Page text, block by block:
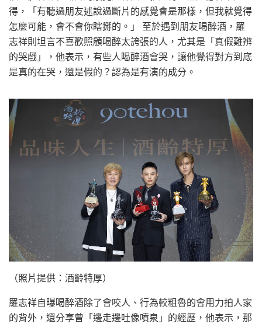
得，「有聽過朋友述說過斷片的感覺會是那樣，但我就覺得
怎麼可能，會不會你瞎掰的。」 至於遇到朋友喝醉酒，羅
志祥則坦言不喜歡照顧喝醉太誇張的人，尤其是「真假難辨
的哭戲」，他表示，有些人喝醉酒會哭，讓他覺得對方到底
是真的在哭，還是假的？認為是有演的成分。
（照片提供：酒齡特厚）
羅志祥自曝喝醉酒除了會咬人、行為較粗魯的會用力拍人家
的背外，還分享曾「邊走邊吐像噴泉」的經歷，他表示，那